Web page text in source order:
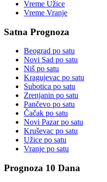
Vreme Užice
Vreme Vranje
Satna Prognoza
Beograd po satu
Novi Sad po satu
Niš po satu
Kragujevac po satu
Subotica po satu
Zrenjanin po satu
Pančevo po satu
Čačak po satu
Novi Pazarpo satu
Kruševac po satu
Užice po satu
Vranje po satu
Prognoza 10 Dana